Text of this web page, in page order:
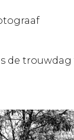
de trouwdag